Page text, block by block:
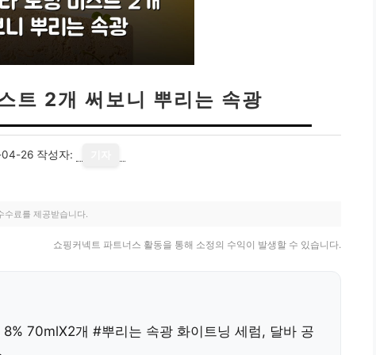
트 2개 써보니 뿌리는 속광
26 작성자:
수료를 제공받습니다.
쇼핑커넥트 파트너스 활동을 통해 소정의 수익이 발생할 수 있습니다.
70mlX2개 #뿌리는 속광 화이트닝 세럼, 달바 공